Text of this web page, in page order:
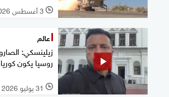
l 3 أغسطس 2026
عالم
زيلينسكي:
روسيا يكون
l 31 يوليو 2026